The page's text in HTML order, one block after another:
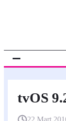
tvOS
22 Mart